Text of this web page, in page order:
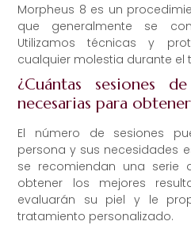
Morpheus 8 es un
que generalmente se
Utilizamos técnicas y
cualquier molestia durante el
¿Cuántas sesiones
necesarias para
El número de sesiones
persona y sus necesidades
se recomiendan una
obtener los mejores
evaluarán su piel y le
tratamiento personalizado.